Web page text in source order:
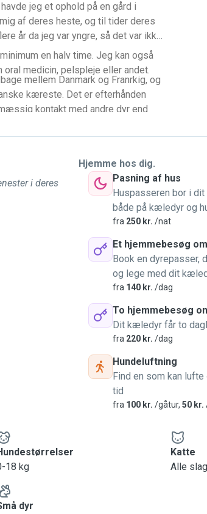
jeg et ophold på en gård i
deres
år da jeg var yngre, så det var ikke
mellem Danmark og Franrkig, og
kæreste. Det er efterhånden
kontakt med andre dyr end
med lidt af hvert i
en halv time. Jeg kan også
medicin, pelspleje eller andet.
i deres
Hjemme hos dig.
Pasning af hus
Huspasseren bor i
både på kæledyr og
fra 250 kr. /nat
Et hjemmebesøg
Book en dyrepasser,
og lege med dit
fra 140 kr. /dag
To hjemmebesøg
Dit kæledyr får to
fra 220 kr. /dag
Hundeluftning
Find en som kan lufte
tid
fra 100 kr. /gåtur, 50 kr.
18 kg
Katte
Alle
dyr